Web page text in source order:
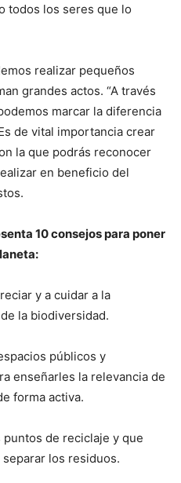
todos los seres que lo
realizar pequeños
grandes actos. “A través
marcar la diferencia
de vital importancia crear
la que podrás reconocer
en beneficio del
10 consejos para poner
y a cuidar a la
la biodiversidad.
públicos y
enseñarles la relevancia de
forma activa.
de reciclaje y que
los residuos.